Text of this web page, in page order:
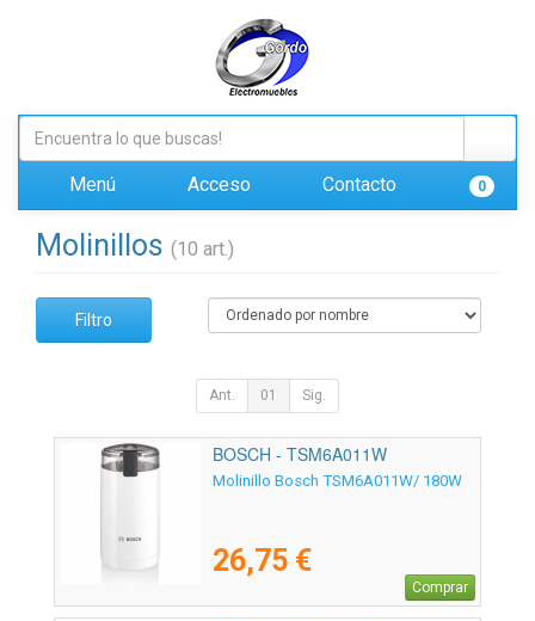
Menú Acceso Contacto 0
Molinillos (10 art.)
Filtro
Ant. 01 Sig.
BOSCH - TSM6A011W
Molinillo Bosch TSM6A011W/ 180W
26,75 €
Comprar